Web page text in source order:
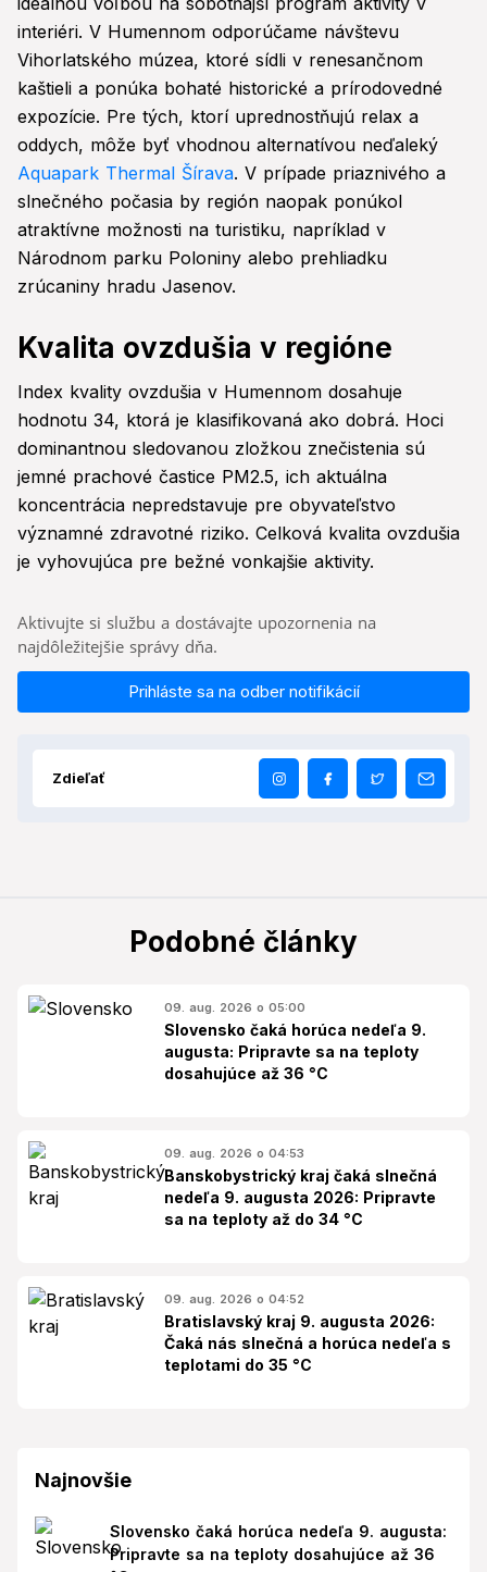
interiéri. V Humennom odporúčame návštevu
Vihorlatského múzea, ktoré sídli v renesančnom
kaštieli a ponúka bohaté historické a prírodovedné
expozície. Pre tých, ktorí uprednostňujú relax a
oddych, môže byť vhodnou alternatívou neďaleký
Aquapark Thermal Šírava. V prípade priaznivého a
slnečného počasia by región naopak ponúkol
atraktívne možnosti na turistiku, napríklad v
Národnom parku Poloniny alebo prehliadku
zrúcaniny hradu Jasenov.
Kvalita ovzdušia v regióne
Index kvality ovzdušia v Humennom dosahuje
hodnotu 34, ktorá je klasifikovaná ako dobrá. Hoci
dominantnou sledovanou zložkou znečistenia sú
jemné prachové častice PM2.5, ich aktuálna
koncentrácia nepredstavuje pre obyvateľstvo
významné zdravotné riziko. Celková kvalita ovzdušia
je vyhovujúca pre bežné vonkajšie aktivity.
Aktivujte si službu a dostávajte upozornenia na
najdôležitejšie správy dňa.
Prihláste sa na odber notifikácií
Zdieľať
Podobné články
09. aug. 2026 o 05:00
Slovensko čaká horúca nedeľa 9.
augusta: Pripravte sa na teploty
dosahujúce až 36 °C
09. aug. 2026 o 04:53
Banskobystrický kraj čaká slnečná
nedeľa 9. augusta 2026: Pripravte
sa na teploty až do 34 °C
09. aug. 2026 o 04:52
Bratislavský kraj 9. augusta 2026:
Čaká nás slnečná a horúca nedeľa s
teplotami do 35 °C
Najnovšie
Slovensko čaká horúca nedeľa 9. augusta:
Pripravte sa na teploty dosahujúce až 36